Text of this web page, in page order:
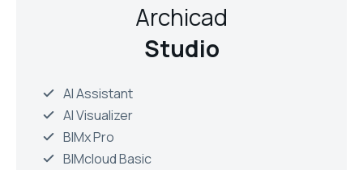
Archicad
Studio
AI Assistant
AI Visualizer
BIMx Pro
BIMcloud Basic